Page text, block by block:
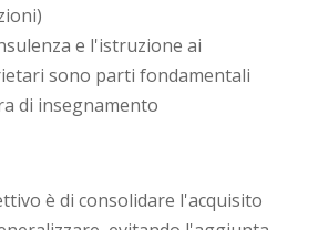
e l'istruzione ai
sono parti fondamentali
di insegnamento
è di consolidare l'acquisito